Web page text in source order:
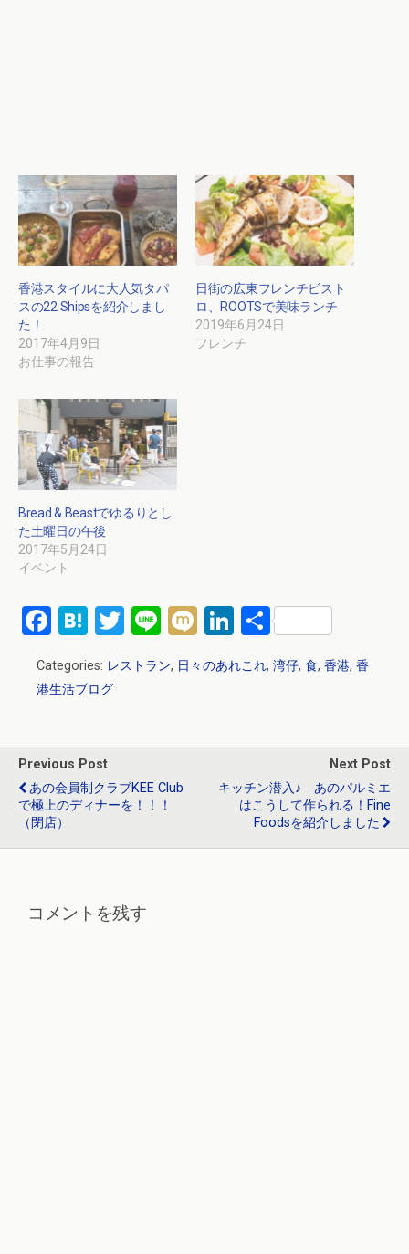
香港スタイルに大人気タパ
スの22 Shipsを紹介しまし
た！
2017年4月9日
お仕事の報告
日街の広東フレンチビスト
ロ、ROOTSで美味ランチ
2019年6月24日
フレンチ
Bread & Beastでゆるりとし
た土曜日の午後
2017年5月24日
イベント
F
ce
o
k
H
e
T
tt
Li
e
M Li
ke
共
Categories: レストラン, 日々のあれこれ, 湾仔, 食, 香港, 香
港生活ブログ
Previous Post
あの会員制クラブKEE Club
で極上のディナーを！！！
（閉店）
Next Post
キッチン潜入♪ あのパルミエ
はこうして作られる！Fine
Foodsを紹介しました
コメントを残す